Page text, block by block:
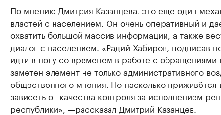
По мнению Дмитрия Казанцева, это еще один
властей с населением. Он очень оперативный и
охватить большой массив информации, а также
диалог с населением. «Радий Хабиров, подписав
идти в ногу со временем в работе с обращениями
заметен элемент не только административного
общественного мнения. Но насколько приживётся
зависеть от качества контроля за исполнением
республики», —рассказал Дмитрий Казанцев.